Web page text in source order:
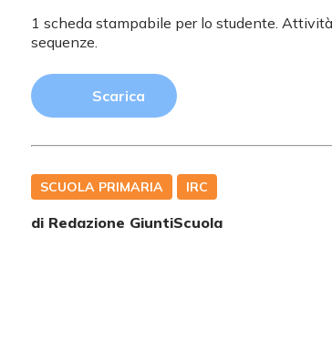
1 scheda stampabile per lo studente.
sequenze.
Scarica
SCUOLA PRIMARIA IRC
di Redazione GiuntiScuola